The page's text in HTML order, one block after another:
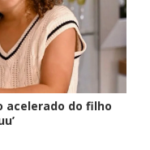
acelerado do filho